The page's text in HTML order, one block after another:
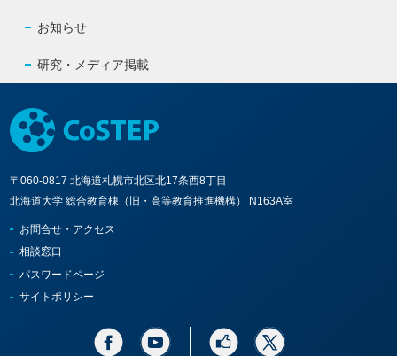
お知らせ
研究・メディア掲載
〒060-0817 北海道札幌市北区北17条西8丁目
北海道大学 総合教育棟（旧・高等教育推進機構） N163A室
お問合せ・アクセス
相談窓口
パスワードページ
サイトポリシー